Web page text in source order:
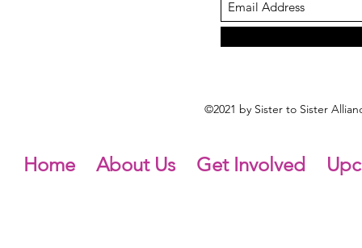
©2021 by Sister to Sister
Home About Us Get Involved